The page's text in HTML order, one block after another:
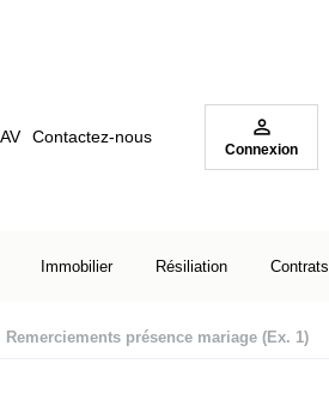
Contactez-nous 
Connexion
Immobilier Résiliation Contrats
Remerciements présence mariage (Ex. 1)